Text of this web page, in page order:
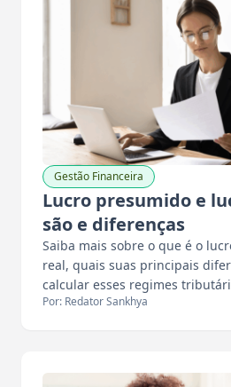
Gestão Financeira
Lucro presumido e
são e diferenças
Saiba mais sobre o que é o
real, quais suas principais
calcular esses regimes
Por: Redator Sankhya